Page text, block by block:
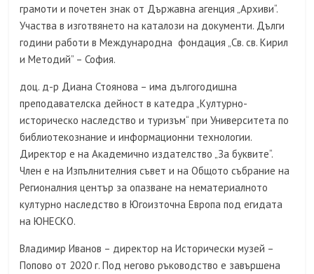
грамоти и почетен знак от Държавна агенция „Архиви“.
Участва в изготвянето на каталози на документи. Дълги
години работи в Международна фондация „Св. св. Кирил
и Методий” – София.
доц. д-р Диана Стоянова – има дългогодишна
преподавателска дейност в катедра „Културно-
историческо наследство и туризъм“ при Университета по
библиотекознание и информационни технологии.
Директор е на Академично издателство „За буквите“.
Член е на Изпълнителния съвет и на Общото събрание на
Регионалния център за опазване на нематериалното
културно наследство в Югоизточна Европа под егидата
на ЮНЕСКО.
Владимир Иванов – директор на Исторически музей –
Попово от 2020 г. Под негово ръководство е завършена